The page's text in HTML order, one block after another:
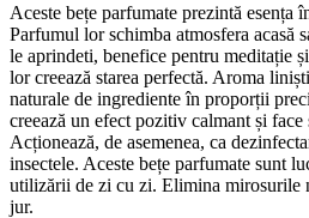
Aceste bețe parfumate prezintă esența
Parfumul lor schimba atmosfera acasă
le aprindeti, benefice pentru meditație
lor creează starea perfectă. Aroma
naturale de ingrediente în proporții
creează un efect pozitiv calmant și face
Acționează, de asemenea, ca
insectele. Aceste bețe parfumate sunt
utilizării de zi cu zi. Elimina mirosurile
jur.